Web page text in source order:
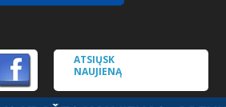
ATSIŲSK
NAUJIENĄ